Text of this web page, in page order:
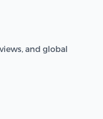
and global